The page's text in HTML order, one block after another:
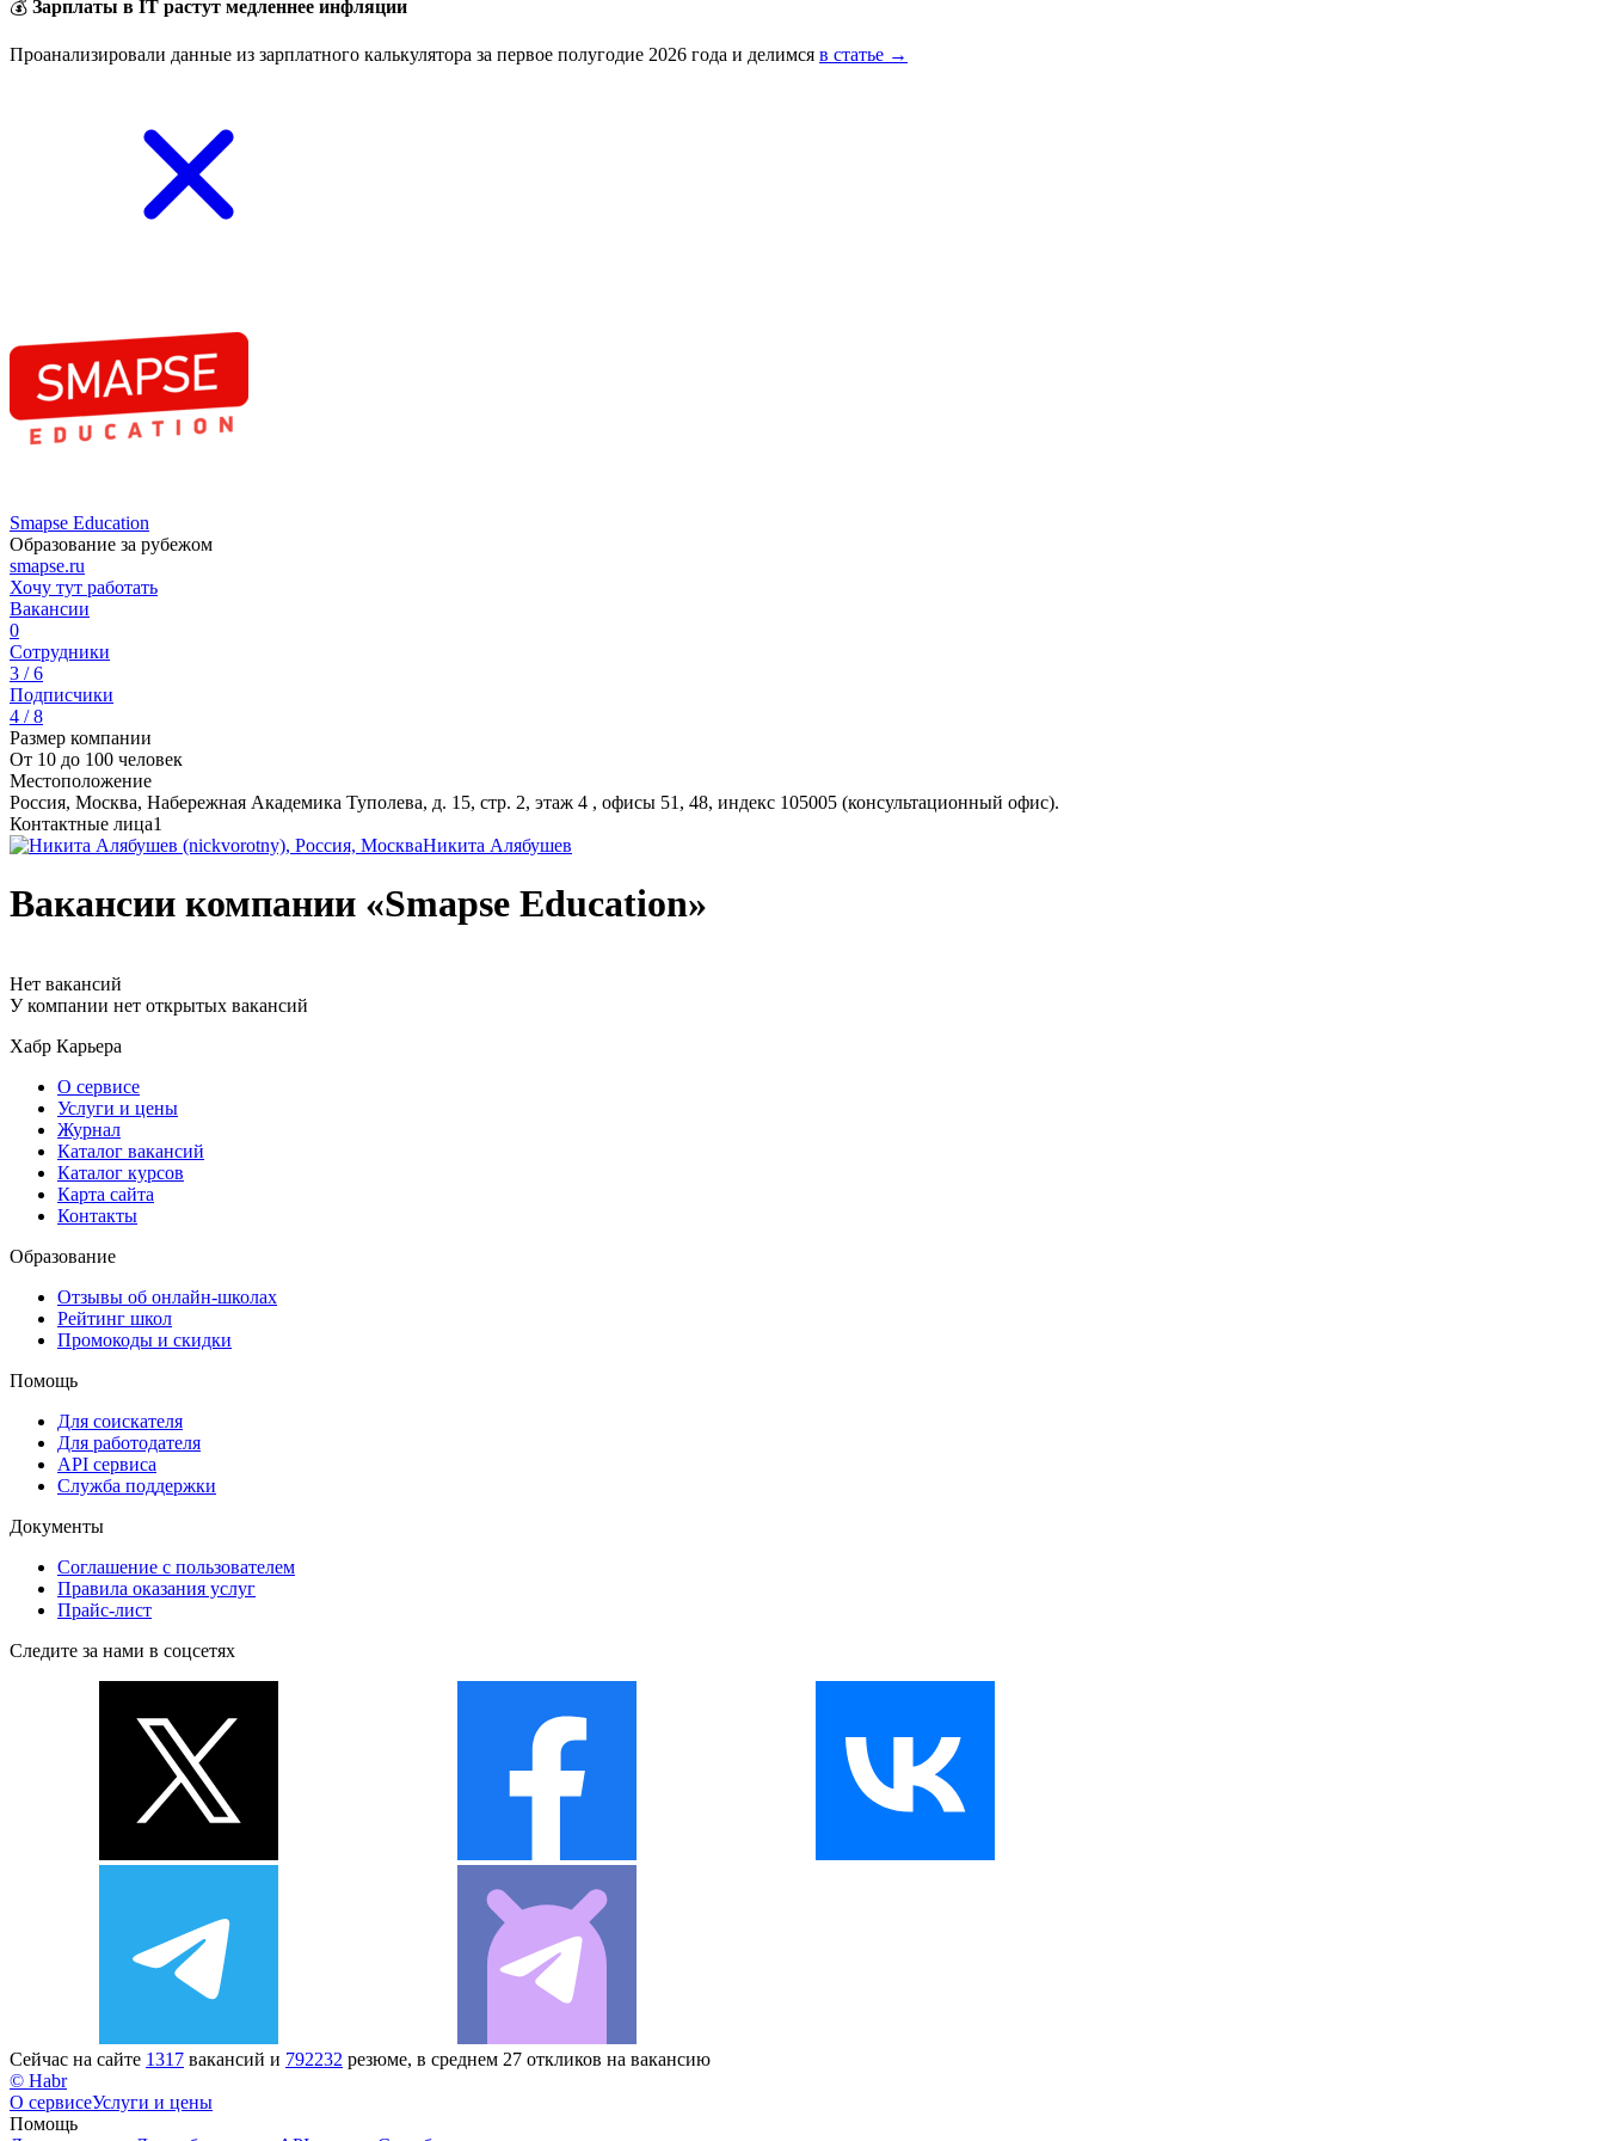
💰 Зарплаты в IT растут медленнее инфляции
Проанализировали данные из зарплатного калькулятора за первое полугодие 2026 года и делимся в статье →
Smapse Education
Образование за рубежом
smapse.ru
Хочу тут работать
Вакансии
0
Сотрудники
3 / 6
Подписчики
4 / 8
Размер компании
От 10 до 100 человек
Местоположение
Россия, Москва, Набережная Академика Туполева, д. 15, стр. 2, этаж 4 , офисы 51, 48, индекс 105005 (консультационный офис).
Контактные лица1
Никита Алябушев
Вакансии компании «Smapse Education»
Нет вакансий
У компании нет открытых вакансий
Хабр Карьера
О сервисе
Услуги и цены
Журнал
Каталог вакансий
Каталог курсов
Карта сайта
Контакты
Образование
Отзывы об онлайн-школах
Рейтинг школ
Промокоды и скидки
Помощь
Для соискателя
Для работодателя
API сервиса
Служба поддержки
Документы
Соглашение с пользователем
Правила оказания услуг
Прайс-лист
Следите за нами в соцсетях
Сейчас на сайте 1317 вакансий и 792232 резюме, в среднем 27 откликов на вакансию
© Habr
О сервисеУслуги и цены
Помощь